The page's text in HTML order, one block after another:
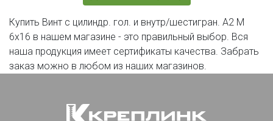
Купить Винт с цилиндр. гол. и внутр/шестигран. А2 М
6х16 в нашем магазине - это правильный выбор. Вся
наша продукция имеет сертификаты качества. Забрать
заказ можно в любом из наших магазинов.